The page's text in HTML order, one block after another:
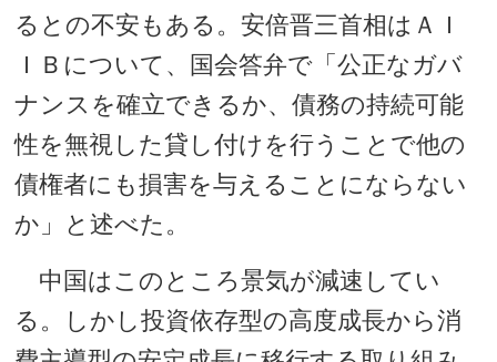
るとの不安もある。安倍晋三首相はＡＩ
ＩＢについて、国会答弁で「公正なガバ
ナンスを確立できるか、債務の持続可能
性を無視した貸し付けを行うことで他の
債権者にも損害を与えることにならない
か」と述べた。
中国はこのところ景気が減速してい
る。しかし投資依存型の高度成長から消